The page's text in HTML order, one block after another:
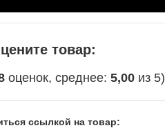
товар:
оценок, среднее: 5,00из 5)
ссылкой на товар: